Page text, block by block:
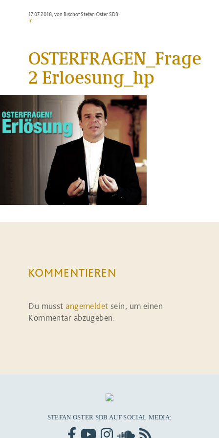
17.07.2018, von Bischof Stefan Oster SDB
In
OSTERFRAGEN_Frage
2 Erloesung_hp
KOMMENTIEREN
Du musstangemeldet sein, um einen
Kommentar abzugeben.
STEFAN OSTER SDB AUF SOCIAL MEDIA: